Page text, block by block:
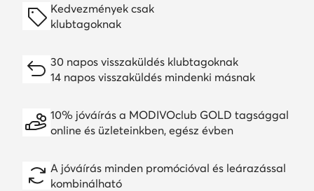
Kedvezmények csak
klubtagoknak
30 napos visszaküldés klubtagoknak
14 napos visszaküldés mindenki másnak
10% jóváírás a MODIVOclub GOLD tagsággal
online és üzleteinkben, egész évben
A jóváírás minden promócióval és leárazással
kombinálható